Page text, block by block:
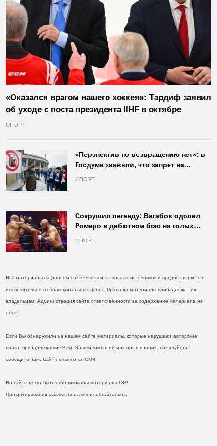
«Оказался врагом нашего хоккея»: Тардиф заявил
об уходе с поста президента IIHF в октябре
СПОРТ
«Перспектив по возвращению нет»: в
Госдуме заявили, что запрет на
СПОРТ
Сокрушил легенду: Вагабов одолел
Ромеро в дебютном бою на голых
СПОРТ
Все материалы на данном сайте взяты из открытых источников и предоставляются
исключительно в ознакомительных целях. Права на материалы принадлежат их
владельцам. Администрация сайта ответственности за содержание материала не
несет.
Если Вы обнаружили на нашем сайте материалы, которые нарушают авторские
права, принадлежащие Вам, Вашей компании или организации, пожалуйста,
сообщите нам. Сайт не является СМИ!
На сайте могут быть опубликованы материалы 18+!
При цитировании ссылка на источник обязательна.